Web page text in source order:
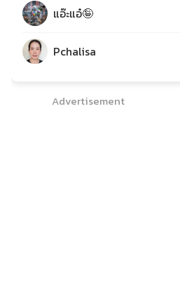
แอ๊ะแอ๋🤪
Pchalisa
Advertisement